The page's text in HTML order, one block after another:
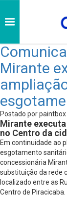
Mirante
Postado por
Mirante
no Centro da
Em continuidade ao
esgotamento
concessionária
substituição da rede
localizado entre as
Centro de Piracicaba.